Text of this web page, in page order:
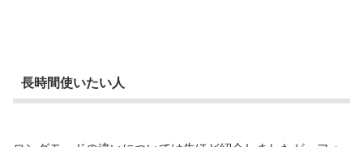
長時間使いたい人